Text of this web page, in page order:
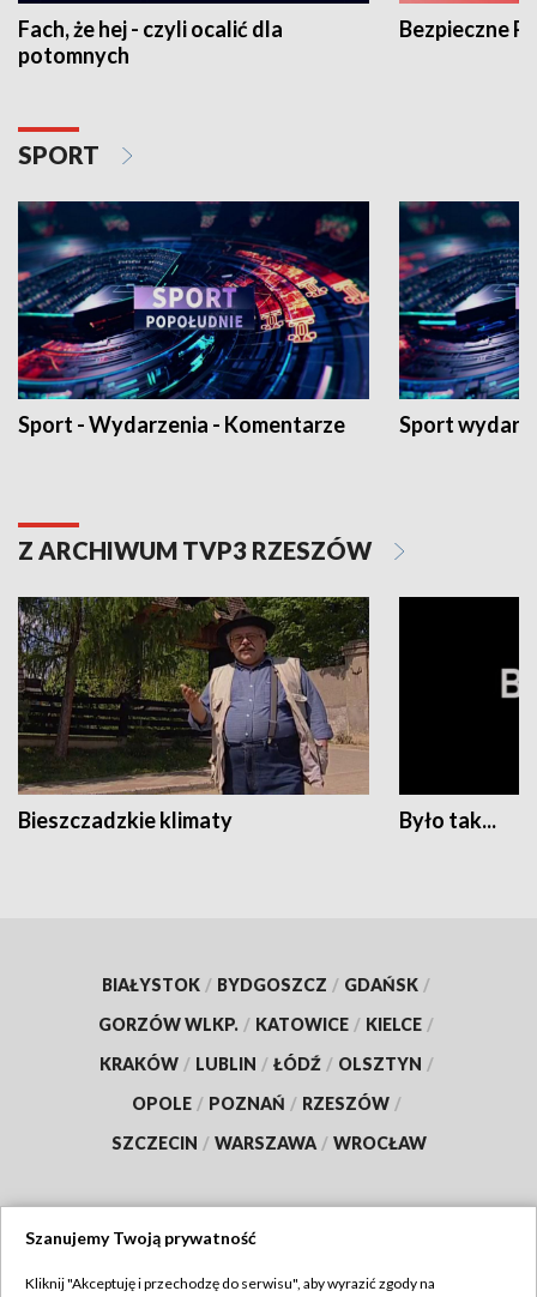
Fach, że hej - czyli ocalić dla
potomnych
Bezpieczne
SPORT
Sport - Wydarzenia - Komentarze Sport
Z ARCHIWUM TVP3 RZESZÓW
Bieszczadzkie klimaty Było tak...
BIAŁYSTOK / BYDGOSZCZ / GDAŃSK /
GORZÓW WLKP. / KATOWICE / KIELCE /
KRAKÓW / LUBLIN / ŁÓDŹ / OLSZTYN /
OPOLE / POZNAŃ / RZESZÓW /
SZCZECIN / WARSZAWA / WROCŁAW
Szanujemy Twoją prywatność
Kliknij "Akceptuję i przechodzę do serwisu", aby wyrazić zgody na